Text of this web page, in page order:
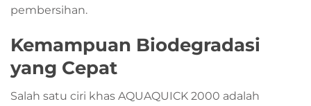
pembersihan.
Kemampuan Biodegradasi
yang Cepat
Salah satu ciri khas AQUAQUICK 2000 adalah